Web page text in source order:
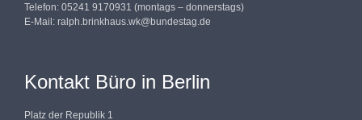
Telefon: 05241 9170931 (montags – donnerstags)
E-Mail: ralph.brinkhaus.wk@bundestag.de
Kontakt Büro in Berlin
Platz der Republik 1